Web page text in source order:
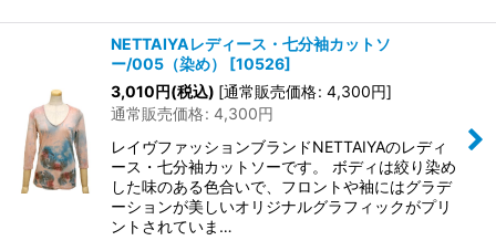
NETTAIYAレディース・七分袖カットソ
ー/005（染め）
[10526]
3,010円(税込) [通常販売価格: 4,300円]
通常販売価格: 4,300円
レイヴファッションブランドNETTAIYAのレディ
ース・七分袖カットソーです。 ボディは絞り染め
した味のある色合いで、フロントや袖にはグラデ
ーションが美しいオリジナルグラフィックがプリ
ントされていま…